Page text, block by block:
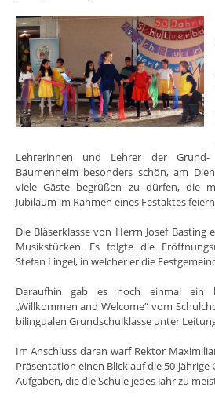
Lehrerinnen und Lehrer der
Bäumenheim besonders schön, am
viele Gäste begrüßen zu dürfen, die
Jubiläum im Rahmen eines Festaktes
Die Bläserklasse von Herrn Josef
Musikstücken. Es folgte die
Stefan Lingel, in welcher er die
Daraufhin gab es noch einmal ein
„Willkommen and Welcome“ vom
bilingualen Grundschulklasse unter
Im Anschluss daran warf Rektor
Präsentation einen Blick auf die 50-jährige
Aufgaben, die die Schule jedes Jahr zu